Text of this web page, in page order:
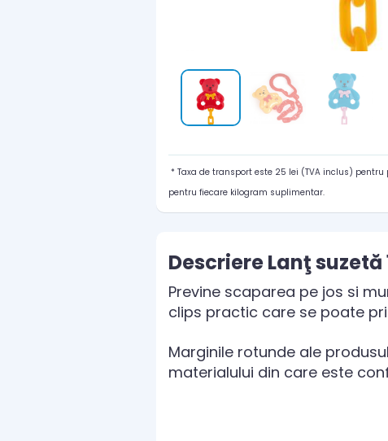
* Taxa de transport este 25 lei (TVA inclus)
pentru fiecare kilogram suplimentar.
Descriere Lanţ suzetă
Previne scaparea pe jos si
clips practic care se poate
Marginile rotunde ale
materialului din care este